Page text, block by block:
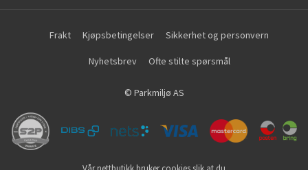
Frakt Kjøpsbetingelser Sikkerhet og personvern
Nyhetsbrev Ofte stilte spørsmål
© Parkmiljø AS